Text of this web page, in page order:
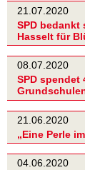
21.07.2020
SPD bedankt
Hasselt für
08.07.2020
SPD spendet
21.06.2020
„Eine Perle
04.06.2020